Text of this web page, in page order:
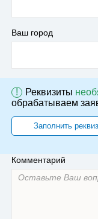
Ваш город
! Реквизиты
обрабатываем
Заполнить
Комментарий